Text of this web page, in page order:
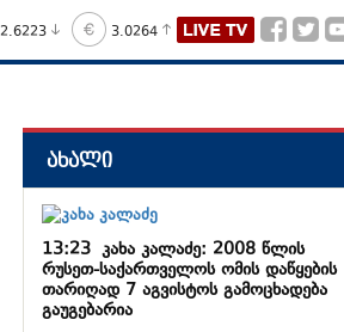
2.6223 3.0264
ახალი
13:23კახა კალაძე: 2008 წლის
რუსეთ-საქართველოს ომის დაწყების
თარიღად 7 აგვისტოს გამოცხადება
გაუგებარია